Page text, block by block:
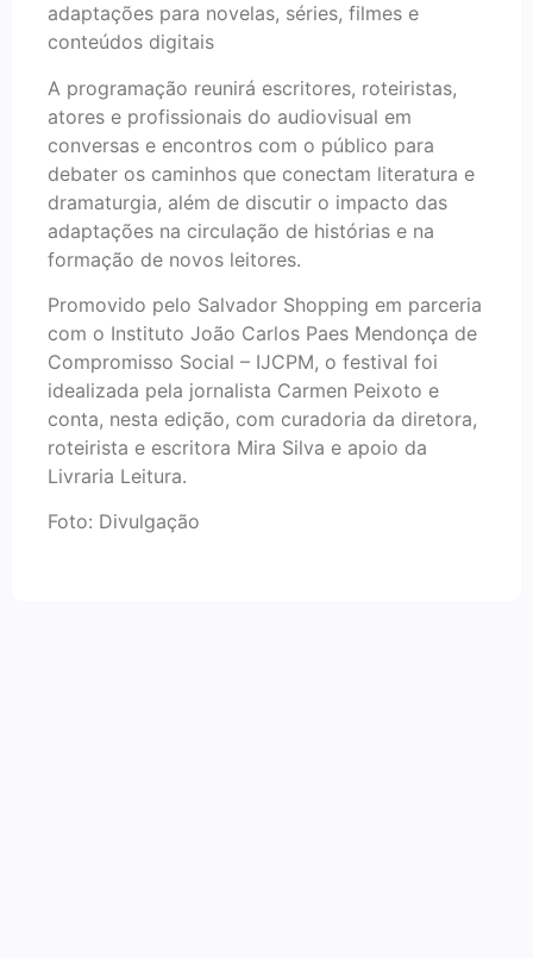
adaptações para novelas, séries, filmes e
conteúdos digitais
A programação reunirá escritores, roteiristas,
atores e profissionais do audiovisual em
conversas e encontros com o público para
debater os caminhos que conectam literatura e
dramaturgia, além de discutir o impacto das
adaptações na circulação de histórias e na
formação de novos leitores.
Promovido pelo Salvador Shopping em parceria
com o Instituto João Carlos Paes Mendonça de
Compromisso Social – IJCPM, o festival foi
idealizada pela jornalista Carmen Peixoto e
conta, nesta edição, com curadoria da diretora,
roteirista e escritora Mira Silva e apoio da
Livraria Leitura.
Foto: Divulgação